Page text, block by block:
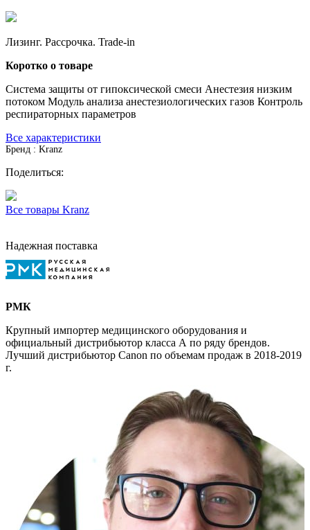
Лизинг. Рассрочка. Trade-in
Коротко о товаре
Cистема защиты от гипоксической смеси Анестезия низким
потоком Модуль анализа анестезиологических газов Контроль
респираторных параметров
Все характеристики
Бренд : Kranz
Поделиться:
Все товары Kranz
Надежная поставка
РМК
Крупный импортер медицинского оборудования и
официальный дистрибьютор класса А по ряду брендов.
Лучший дистрибьютор Canon по объемам продаж в 2018-2019
г.